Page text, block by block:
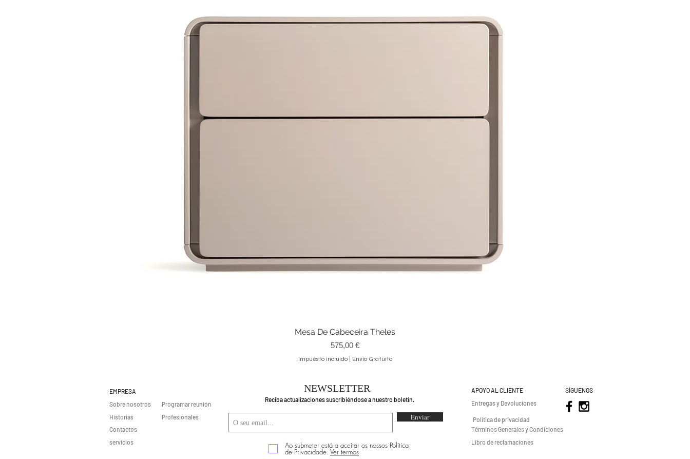
Vista rápida
Mesa De Cabeceira Theles
Precio
575,00 €
Impuesto incluido| Envio Gratuito
EMPRESA
Sobre nosotros
Historias
Contactos
Programar reunión
Profesionales
servicios
NEWSLETTER
Reciba actualizaciones suscribiéndose a nuestro boletín.
Enviar
Ao submeter está a aceitar os nossos Política
de Privacidade. Ver termos
APOYO AL CLIENTE
Entregas y Devoluciones
SÍGUENOS
Política de privacidad
Términos Generales y Condiciones
Libro de reclamaciones